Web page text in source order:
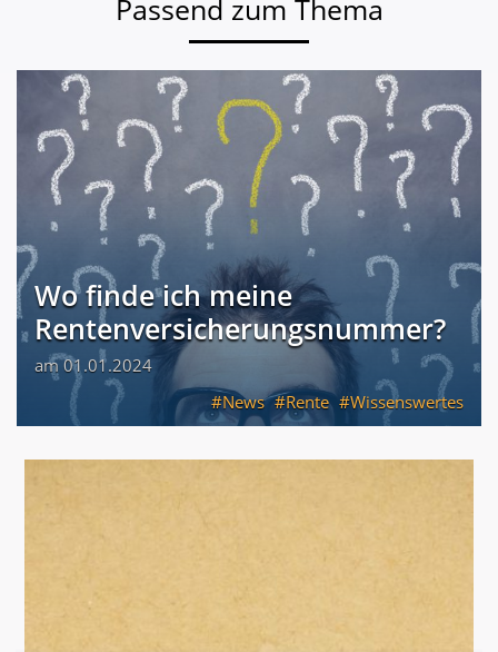
Passend zum Thema
Wo finde ich meine
Rentenversicherungsnummer?
am 01.01.2024
News
Rente Wissenswertes